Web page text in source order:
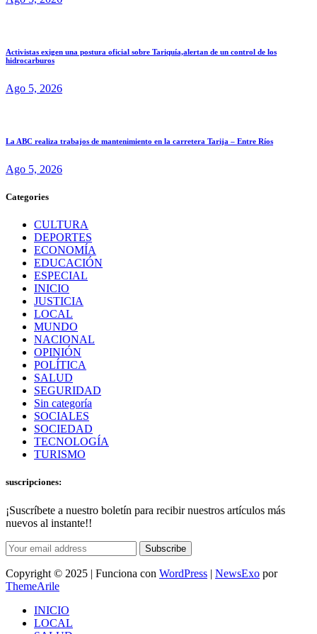
Activistas exigen una postura oficial sobre Tariquía,alertan de un control de los
hidrocarburos
Ago 5, 2026
La ABC realiza trabajos de mantenimiento en la carretera Tarija – Entre Ríos
Ago 5, 2026
Categories
CULTURA
DEPORTES
ECONOMÍA
EDUCACIÓN
ESPECIAL
INICIO
JUSTICIA
LOCAL
MUNDO
NACIONAL
OPINIÓN
POLÍTICA
SALUD
SEGURIDAD
Sin categoría
SOCIALES
SOCIEDAD
TECNOLOGÍA
TURISMO
suscripciones:
¡Suscríbete a nuestro boletín para recibir nuestros artículos más
nuevos al instante!!
Subscribe
Copyright © 2025 | Funciona con WordPress | NewsExo por
ThemeArile
INICIO
LOCAL